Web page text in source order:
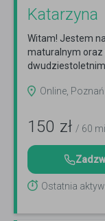
Katarzyna
Witam! Jestem
maturalnym oraz
Online, Poznań
150 zł / 60
Ostatnia